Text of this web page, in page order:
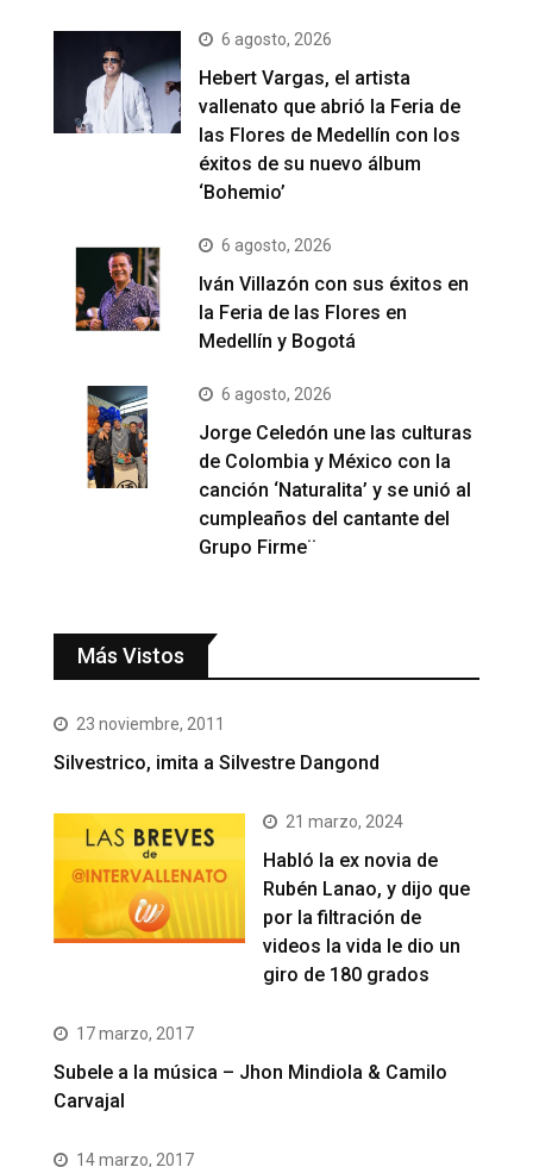
6 agosto, 2026
Hebert Vargas, el artista
vallenato que abrió la Feria de
las Flores de Medellín con los
éxitos de su nuevo álbum
‘Bohemio’
6 agosto, 2026
Iván Villazón con sus éxitos en
la Feria de las Flores en
Medellín y Bogotá
6 agosto, 2026
Jorge Celedón une las culturas
de Colombia y México con la
canción ‘Naturalita’ y se unió al
cumpleaños del cantante del
Grupo Firme¨
Más Vistos
23 noviembre, 2011
Silvestrico, imita a Silvestre Dangond
21 marzo, 2024
Habló la ex novia de
Rubén Lanao, y dijo que
por la filtración de
videos la vida le dio un
giro de 180 grados
17 marzo, 2017
Subele a la música – Jhon Mindiola & Camilo
Carvajal
14 marzo, 2017